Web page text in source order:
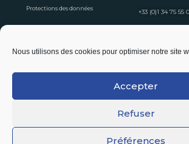
Nous utilisons des cookies pour optimiser notre site
Accepter
Refuser
Préférences
Protections des données
+33 (0)1 34 75 55
Horaires d'ouvertures